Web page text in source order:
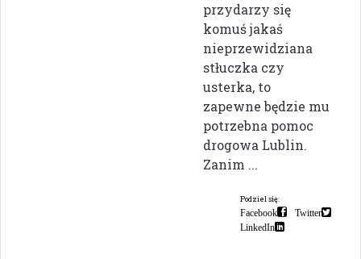
przydarzy się
komuś jakaś
nieprzewidziana
stłuczka czy
usterka, to
zapewne będzie mu
potrzebna pomoc
drogowa Lublin.
Zanim ...
Podziel się:
Facebook
Twitter
LinkedIn